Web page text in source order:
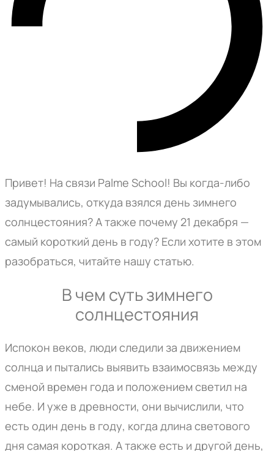
Привет! На связи Palme School! Вы когда-либо
задумывались, откуда взялся день зимнего
солнцестояния? А также почему 21 декабря —
самый короткий день в году? Если хотите в этом
разобраться, читайте нашу статью.
В чем суть зимнего
солнцестояния
Испокон веков, люди следили за движением
солнца и пытались выявить взаимосвязь между
сменой времен года и положением светил на
небе. И уже в древности, они вычислили, что
есть один день в году, когда длина светового
дня самая короткая. А также есть и другой день,